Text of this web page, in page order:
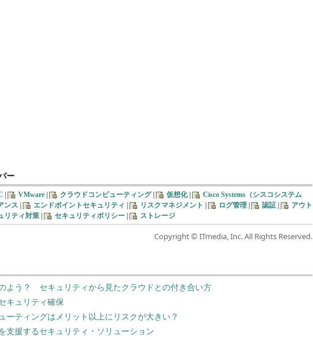
ー
VMware クラウドコンピューティング| 仮想化|
Cisco Systems（シスコシステム
ンス エンドポイントセキュリティ リスクマネジメント ログ管理 認証
アウト
リティ対策 セキュリティポリシー ストレージ
Copyright © ITmedia, Inc. All Rights Reserved.
よう？ セキュリティから見たクラウドとの付き合い方
キュリティ確保
ーティングはメリット以上にリスクが大きい？
支援するセキュリティ・ソリューション